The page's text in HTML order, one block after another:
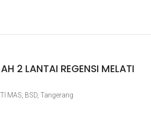
2 LANTAI REGENSI MELATI
MAS, BSD, Tangerang